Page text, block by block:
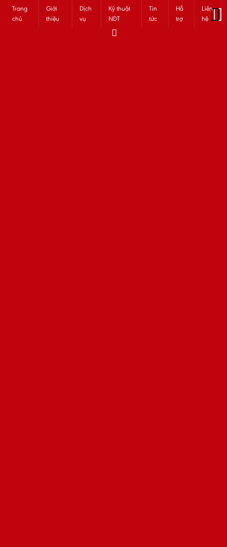
Trang
chủ
Giới
thiệu
Dịch
vụ
Kỹ thuật
NDT
Tin
tức
Hỗ
trợ
Liên
hệ